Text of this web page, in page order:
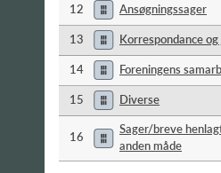
12 Ansøgningssager
13 Korrespondance
14 Foreningens
15 Diverse
16
Sager/breve
anden måde